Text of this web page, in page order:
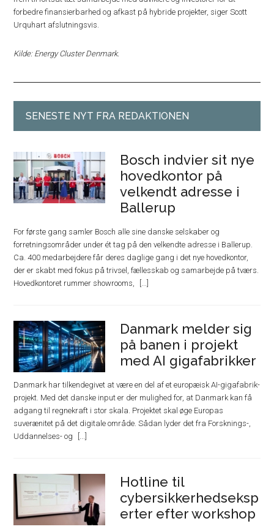
forbedre finansierbarhed og afkast på hybride projekter, siger Scott
Urquhart afslutningsvis.
Kilde: Energy Cluster Denmark.
SENESTE NYT FRA REDAKTIONEN
Bosch indvier sit nye
hovedkontor på
velkendt adresse i
Ballerup
For første gang samler Bosch alle sine danske selskaber og
forretningsområder under ét tag på den velkendte adresse i Ballerup.
Ca. 400 medarbejdere får deres daglige gang i det nye hovedkontor,
der er skabt med fokus på trivsel, fællesskab og samarbejde på tværs.
Hovedkontoret rummer showrooms,
Danmark melder sig
på banen i projekt
med AI gigafabrikker
Danmark har tilkendegivet at være en del af et europæisk AI-gigafabrik-
projekt. Med det danske input er der mulighed for, at Danmark kan få
adgang til regnekraft i stor skala. Projektet skal øge Europas
suverænitet på det digitale område. Sådan lyder det fra Forsknings-,
Uddannelses- og
Hotline til
cybersikkerhedseksp
erter efter workshop